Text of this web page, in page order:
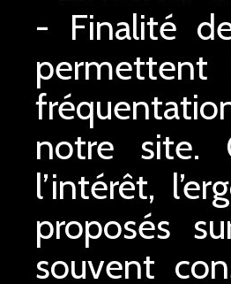
- Finalité
notre site.
l’intérêt,
proposés
souvent